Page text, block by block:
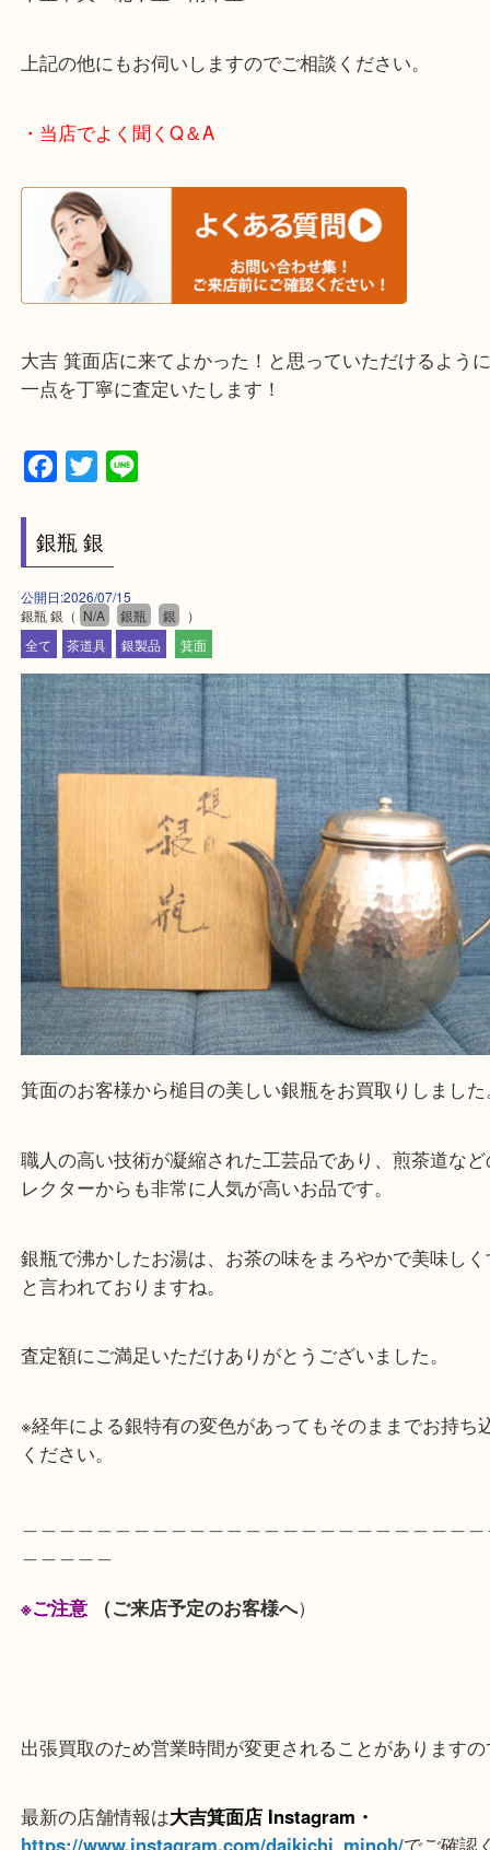
・エリア紹介
※下記エリアはご依頼が多いエリアです。
箕面市・池田市・吹田市
豊中市・茨木市・尼崎市
上記の他にもお伺いしますのでご相談ください。
・当店でよく聞くQ＆A
大吉 箕面店に来てよかった！と思っていただける
一点を丁寧に査定いたします！
Facebook
Twitter
Line
銀瓶 銀
公開日:2026/07/15
箕面のお客様から槌目の美しい銀瓶をお買取りしま
銀瓶で沸かしたお湯は、お茶の味をまろやかで美味
と言われておりますね。